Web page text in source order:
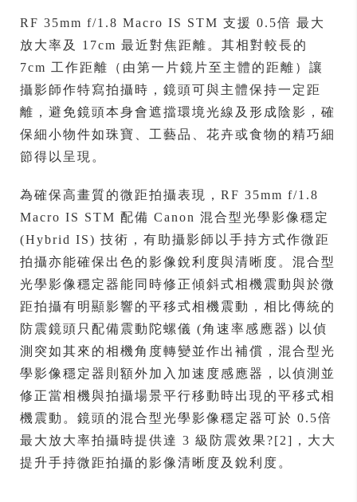
RF 35mm f/1.8 Macro IS STM 支援 0.5倍 最大
放大率及 17cm 最近對焦距離。其相對較長的
7cm 工作距離（由第一片鏡片至主體的距離）讓
攝影師作特寫拍攝時，鏡頭可與主體保持一定距
離，避免鏡頭本身會遮擋環境光線及形成陰影，確
保細小物件如珠寶、工藝品、花卉或食物的精巧細
節得以呈現。
為確保高畫質的微距拍攝表現，RF 35mm f/1.8
Macro IS STM 配備 Canon 混合型光學影像穩定
(Hybrid IS) 技術，有助攝影師以手持方式作微距
拍攝亦能確保出色的影像銳利度與清晰度。混合型
光學影像穩定器能同時修正傾斜式相機震動與於微
距拍攝有明顯影響的平移式相機震動，相比傳統的
防震鏡頭只配備震動陀螺儀 (角速率感應器) 以偵
測突如其來的相機角度轉變並作出補償，混合型光
學影像穩定器則額外加入加速度感應器，以偵測並
修正當相機與拍攝場景平行移動時出現的平移式相
機震動。鏡頭的混合型光學影像穩定器可於 0.5倍
最大放大率拍攝時提供達 3 級防震效果?[2]，大大
提升手持微距拍攝的影像清晰度及銳利度。